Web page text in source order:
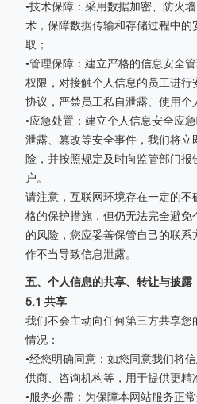
•技术保障：采用数据加密、防火
术，保障数据传输和存储过程中的
取；
•管理保障：建立严格的信息安全
权限，对接触个人信息的员工进
协议，严禁员工私自泄露、使用个
•应急处置：建立个人信息安全应
泄露、篡改等安全事件，我们将立
险，并按照规定及时向监管部门报
户。
请注意，互联网环境存在一定的
格的保护措施，但仍无法完全避
的风险，您应妥善保管自己的联
作不当导致信息泄露。
五、个人信息的共享、转让与披露
5.1 共享
我们不会主动向任何第三方共享
情况：
•经您明确同意：如您同意我们将
供商、咨询机构等，用于提供更精
•服务必需：为保障本网站服务正